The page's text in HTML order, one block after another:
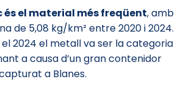
és el material més freqüent, amb
de 5,08 kg/km² entre 2020 i 2024.
el 2024 el metall va ser la categoria
a causa d’un gran contenidor
a Blanes.